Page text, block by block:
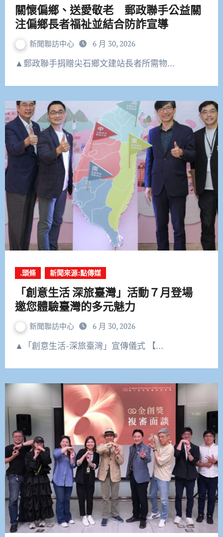
關懷偏鄉、送愛敬老 郵政聯手公益關
注偏鄉長者福祉並結合防詐宣導
新聞聯訪中心 6 月 30, 2026
▲郵政聯手捐贈尖石鄉文建站長者所需物…
.頭條 新聞來源:點傳媒
「創意生活 深旅臺灣」活動７月登場
邀您體驗臺灣的多元魅力
新聞聯訪中心 6 月 30, 2026
▲「創意生活-深旅臺灣」宣傳儀式 【…